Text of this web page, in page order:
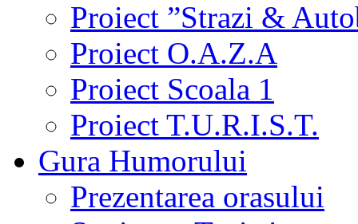
Proiect ”Strazi &
Proiect O.A.Z.A
Proiect Scoala 1
Proiect T.U.R.I.S.T.
Gura Humorului
Prezentarea orasului